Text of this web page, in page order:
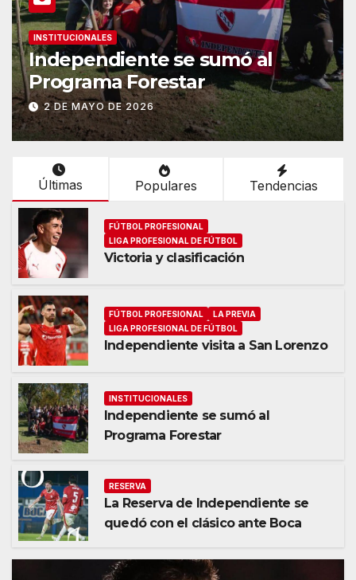
INSTITUCIONALES
Independiente se sumó al
Programa Forestar
2 DE MAYO DE 2026
Últimas Populares Tendencias
FÚTBOL PROFESIONAL
LIGA PROFESIONAL DE FÚTBOL
Victoria y clasificación
FÚTBOL PROFESIONAL
LA PREVIA
LIGA PROFESIONAL DE FÚTBOL
Independiente visita a San Lorenzo
INSTITUCIONALES
Independiente se sumó al
Programa Forestar
RESERVA
La Reserva de Independiente se
quedó con el clásico ante Boca